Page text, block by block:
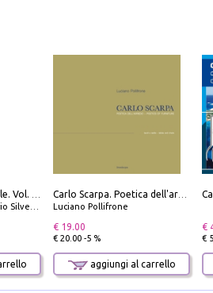
Sbrizzi
Luciano Pollifrone
€ 19.00
€ 20.00 -5 %
aggiungi al carrello
€
€